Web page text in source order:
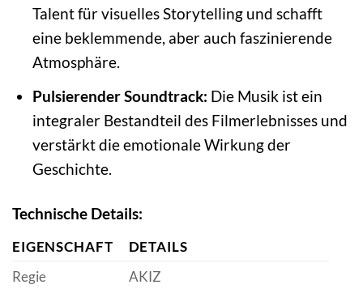
Talent für visuelles Storytelling und schafft
eine beklemmende, aber auch faszinierende
Atmosphäre.
Pulsierender Soundtrack: Die Musik ist ein
integraler Bestandteil des Filmerlebnisses und
verstärkt die emotionale Wirkung der
Geschichte.
Technische Details:
EIGENSCHAFT
DETAILS
Regie
AKIZ